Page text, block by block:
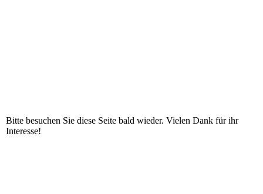
Bitte besuchen Sie diese Seite bald wieder. Vielen Dank für ihr
Interesse!